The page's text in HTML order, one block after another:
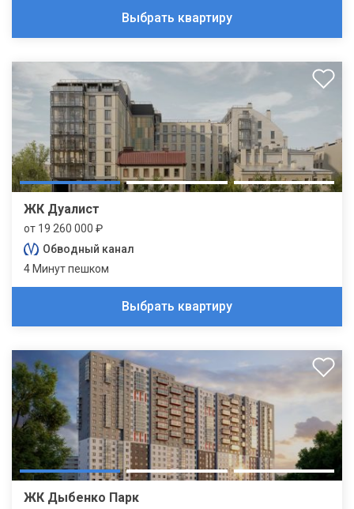
Выбрать квартиру
ЖК Дуалист
от 19 260 000 ₽
Обводный канал
4 Минут пешком
Выбрать квартиру
ЖК Дыбенко Парк